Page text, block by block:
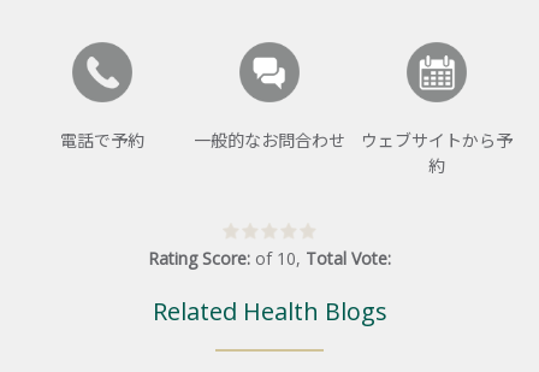
電話で予約 一般的なお問合わせ
ウェブサイトから予
約
Rating Score: of 10, Total Vote:
Related Health Blogs